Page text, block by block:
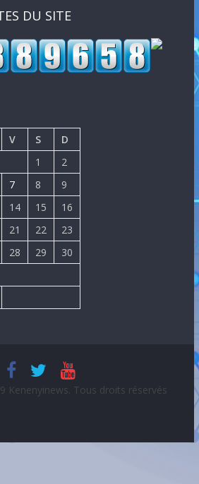
DU SITE
V S D
1
2
7 8
9
14 15
16
21 22
23
28 29
30
Kenenyinews. Tous droits réservés